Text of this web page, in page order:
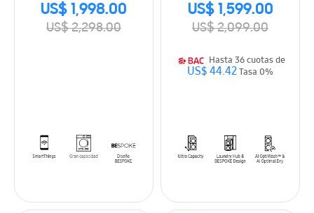
US$ 1,998.00
US$ 2,298.00
US$ 1,599.00
US$ 2,099.00
Hasta 36 cuotas de
US$ 44.42Tasa 0%